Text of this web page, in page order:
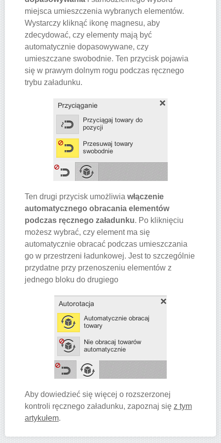
miejsca umieszczenia wybranych elementów.
Wystarczy kliknąć ikonę magnesu, aby
zdecydować, czy elementy mają być
automatycznie dopasowywane, czy
umieszczane swobodnie. Ten przycisk pojawia
się w prawym dolnym rogu podczas ręcznego
trybu załadunku.
Ten drugi przycisk umożliwia włączenie
automatycznego obracania elementów
podczas ręcznego załadunku. Po kliknięciu
możesz wybrać, czy element ma się
automatycznie obracać podczas umieszczania
go w przestrzeni ładunkowej. Jest to szczególnie
przydatne przy przenoszeniu elementów z
jednego bloku do drugiego
Aby dowiedzieć się więcej o rozszerzonej
kontroli ręcznego załadunku, zapoznaj się z tym
artykułem.